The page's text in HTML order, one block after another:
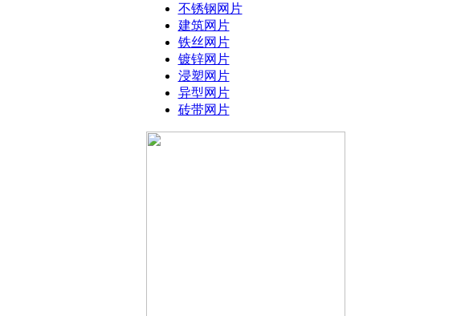
不锈钢网片
建筑网片
铁丝网片
镀锌网片
浸塑网片
异型网片
砖带网片